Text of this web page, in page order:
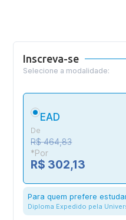
Inscreva-se
Selecione a modalidade:
EAD
De
R$ 464,83
*Por
R$ 302,13
Para quem prefere
Diploma Expedido pela